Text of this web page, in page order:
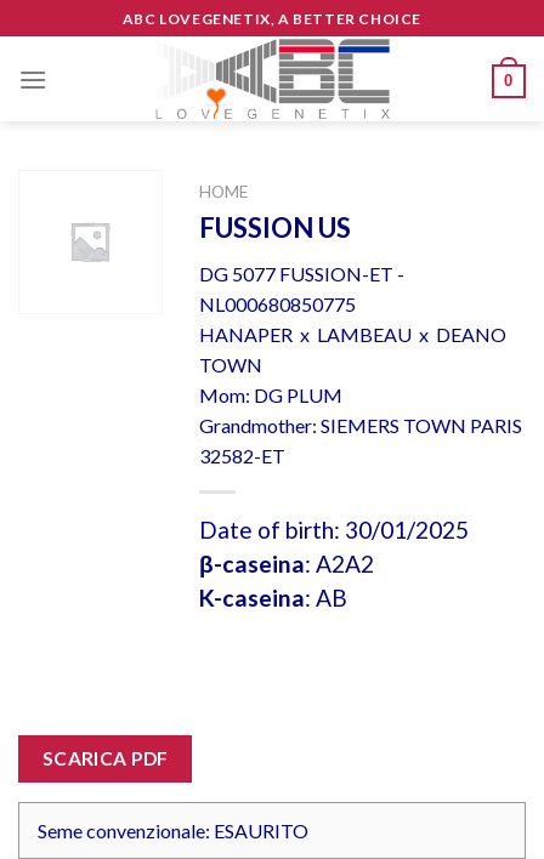
to
content
ABC LOVEGENETIX, A BETTER CHOICE
0
HOME
FUSSION US
DG 5077 FUSSION-ET -
NL000680850775
HANAPER x LAMBEAU x DEANO
TOWN
Mom: DG PLUM
Grandmother: SIEMERS TOWN PARIS
32582-ET
Date of birth: 30/01/2025
β-caseina: A2A2
K-caseina: AB
SCARICA PDF
Seme convenzionale: ESAURITO